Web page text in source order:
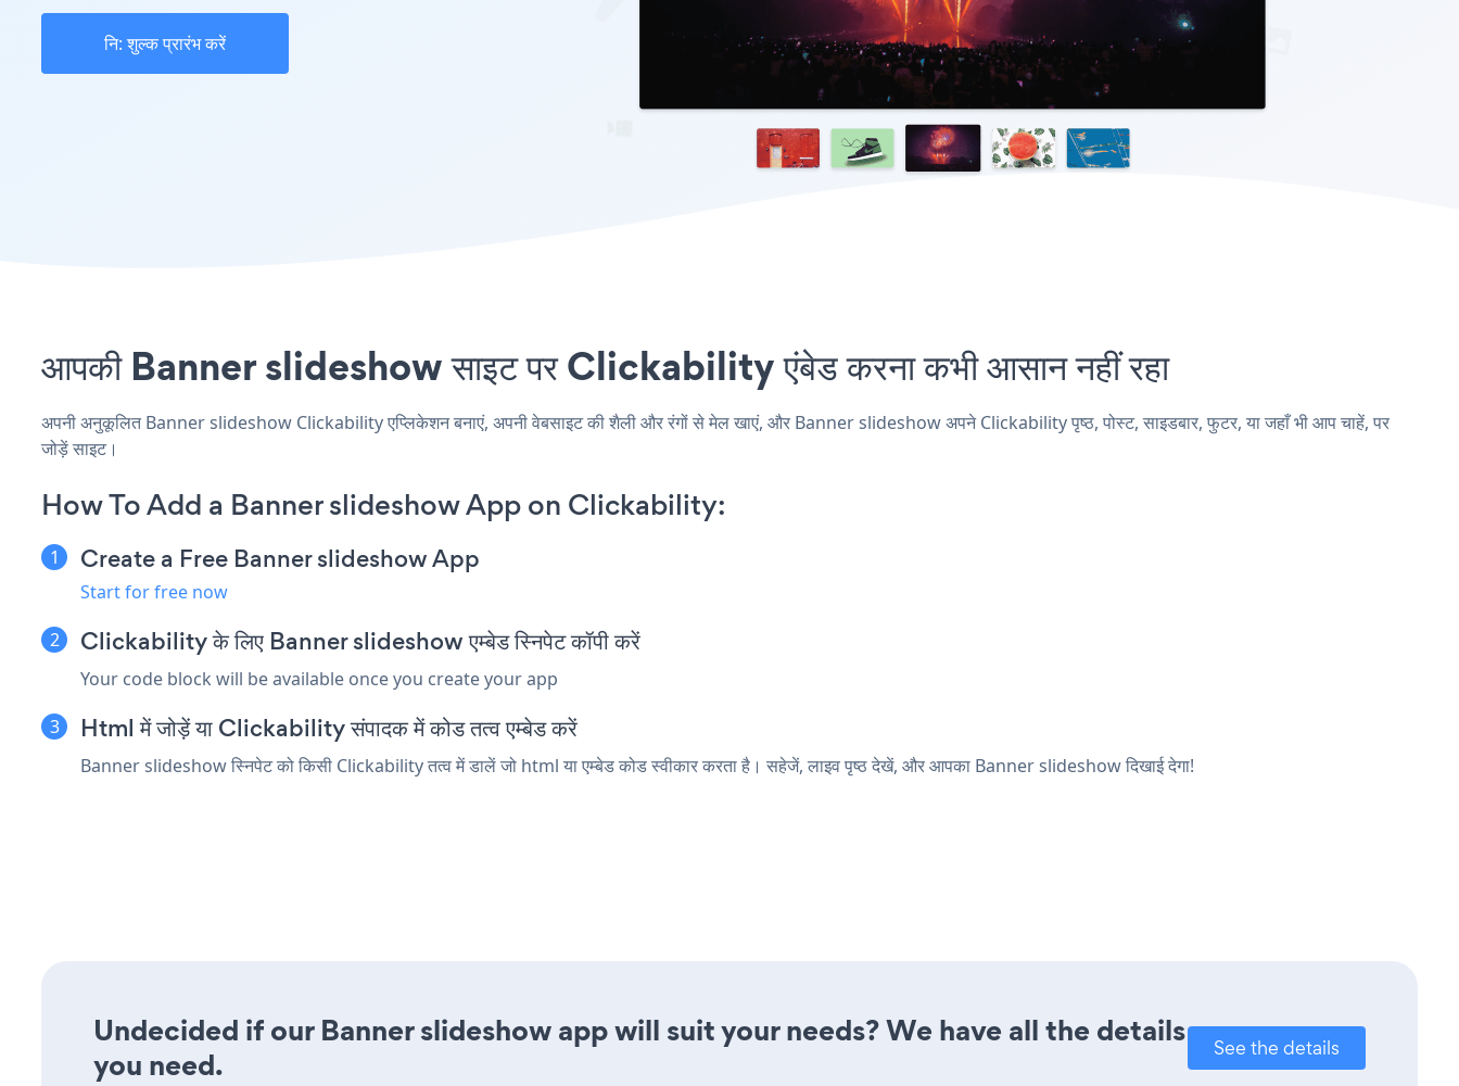
नि: शुल्क प्रारंभ करें
आपकी Banner slideshow साइट पर Clickability एंबेड करना कभी आसान नहीं रहा
अपनी अनुकूलित Banner slideshow Clickability एप्लिकेशन बनाएं, अपनी वेबसाइट की शैली और रंगों से मेल खाएं, और Banner slideshow अपने Clickability पृष्ठ, पोस्ट, साइडबार, फुटर, या जहाँ भी आप चाहें, पर
जोड़ें साइट।
How To Add a Banner slideshow App on Clickability:
Create a Free Banner slideshow App
Start for free now
Clickability के लिए Banner slideshow एम्बेड स्निपेट कॉपी करें
Your code block will be available once you create your app
Html में जोड़ें या Clickability संपादक में कोड तत्व एम्बेड करें
Banner slideshow स्निपेट को किसी Clickability तत्व में डालें जो html या एम्बेड कोड स्वीकार करता है। सहेजें, लाइव पृष्ठ देखें, और आपका Banner slideshow दिखाई देगा!
Undecided if our Banner slideshow app will suit your needs? We have all the details
you need.
See the details